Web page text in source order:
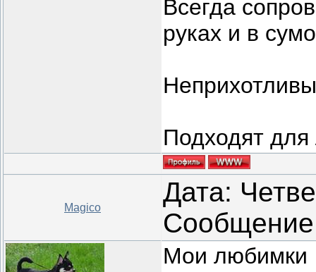
Всегда
руках и в
Подходят для
Magico
Дата:
Мои любимки